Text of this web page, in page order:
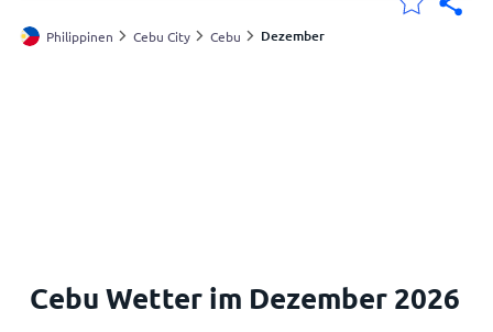
Deutschland
Philippinen Cebu City Cebu Dezember
Cebu Wetter im Dezember 2026